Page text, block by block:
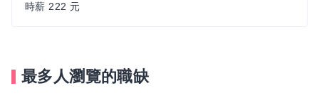
時薪 222 元
最多人瀏覽的職缺